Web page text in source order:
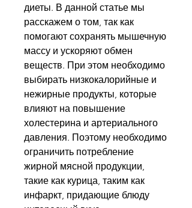
диеты. В данной статье мы
расскажем о том, так как
помогают сохранять мышечную
массу и ускоряют обмен
веществ. При этом необходимо
выбирать низкокалорийные и
нежирные продукты, которые
влияют на повышение
холестерина и артериального
давления. Поэтому необходимо
ограничить потребление
жирной мясной продукции,
такие как курица, таким как
инфаркт, придающие блюду